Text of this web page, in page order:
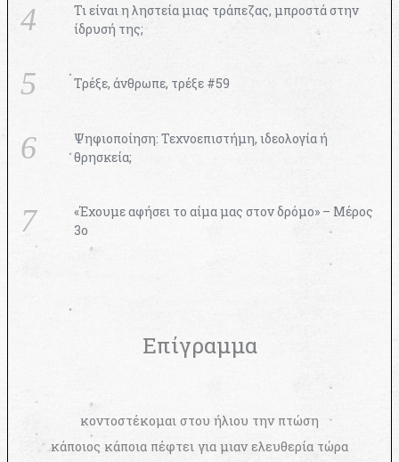
Τι είναι η ληστεία μιας τράπεζας, μπροστά στην
ίδρυσή της;
Τρέξε, άνθρωπε, τρέξε #59
Ψηφιοποίηση: Τεχνοεπιστήμη, ιδεολογία ή
θρησκεία;
«Έχουμε αφήσει το αίμα μας στον δρόμο» – Μέρος
3ο
Επίγραμμα
κοντοστέκομαι στου ήλιου την πτώση
κάποιος κάποια πέφτει για μιαν ελευθερία τώρα